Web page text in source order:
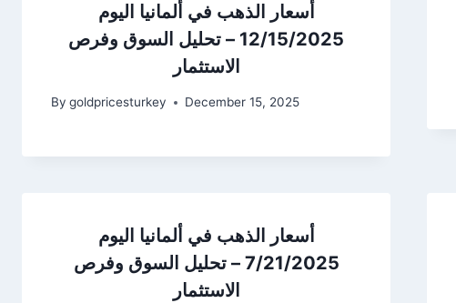
أسعار الذهب في ألمانيا اليوم
12/15/2025 – تحليل السوق وفرص
الاستثمار
By goldpricesturkey December 15, 2025
أسعار الذهب في ألمانيا اليوم
7/21/2025 – تحليل السوق وفرص
الاستثمار